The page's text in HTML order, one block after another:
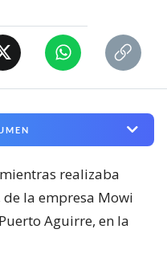
realizaba
la empresa Mowi
Aguirre, en la